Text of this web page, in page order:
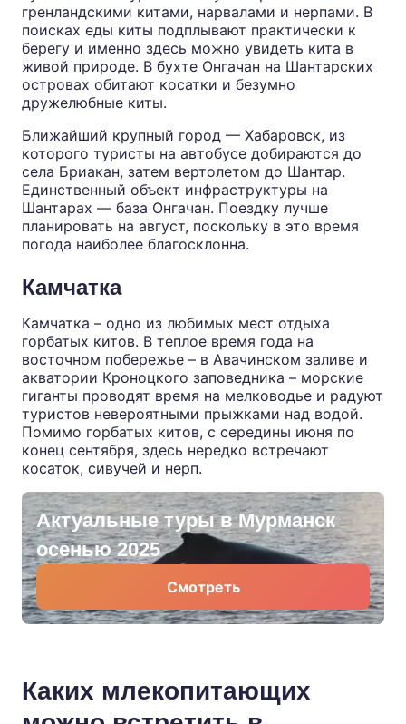
гренландскими китами, нарвалами и нерпами. В
поисках еды киты подплывают практически к
берегу и именно здесь можно увидеть кита в
живой природе. В бухте Онгачан на Шантарских
островах обитают косатки и безумно
дружелюбные киты.
Ближайший крупный город — Хабаровск, из
которого туристы на автобусе добираются до
села Бриакан, затем вертолетом до Шантар.
Единственный объект инфраструктуры на
Шантарах — база Онгачан. Поездку лучше
планировать на август, поскольку в это время
погода наиболее благосклонна.
Камчатка
Камчатка – одно из любимых мест отдыха
горбатых китов. В теплое время года на
восточном побережье – в Авачинском заливе и
акватории Кроноцкого заповедника – морские
гиганты проводят время на мелководье и радуют
туристов невероятными прыжками над водой.
Помимо горбатых китов, с середины июня по
конец сентября, здесь нередко встречают
косаток, сивучей и нерп.
Актуальные туры в Мурманск
осенью 2025
Смотреть
Каких млекопитающих